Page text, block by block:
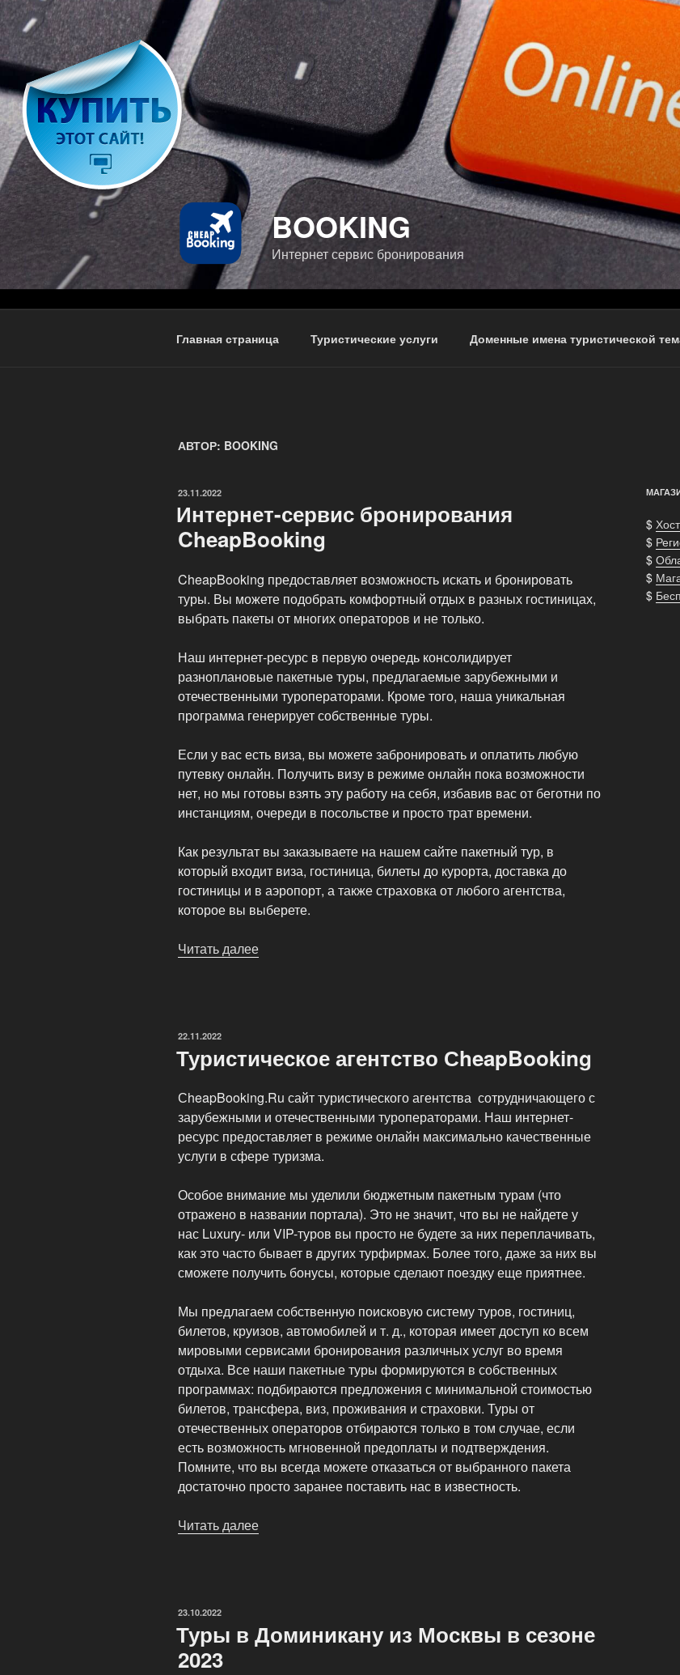
Перейти
к
содержимому
BOOKING
Интернет сервис бронирования
Главная страница Туристические услуги Доменные имена туристической
АВТОР: BOOKING
ОПУБЛИКОВАНО
23.11.2022
Интернет-сервис бронирования
CheapBooking
CheapBooking предоставляет возможность искать и бронировать
туры. Вы можете подобрать комфортный отдых в разных гостиницах,
выбрать пакеты от многих операторов и не только.
Наш интернет-ресурс в первую очередь консолидирует
разноплановые пакетные туры, предлагаемые зарубежными и
отечественными туроператорами. Кроме того, наша уникальная
программа генерирует собственные туры.
Если у вас есть виза, вы можете забронировать и оплатить любую
путевку онлайн. Получить визу в режиме онлайн пока возможности
нет, но мы готовы взять эту работу на себя, избавив вас от беготни по
инстанциям, очереди в посольстве и просто трат времени.
Как результат вы заказываете на нашем сайте пакетный тур, в
который входит виза, гостиница, билеты до курорта, доставка до
гостиницы и в аэропорт, а также страховка от любого агентства,
которое вы выберете.
Читать далее
ОПУБЛИКОВАНО
22.11.2022
Туристическое агентство СheapBooking
СheapBooking.Ru сайт туристического агентства сотрудничающего с
зарубежными и отечественными туроператорами. Наш интернет-
ресурс предоставляет в режиме онлайн максимально качественные
услуги в сфере туризма.
Особое внимание мы уделили бюджетным пакетным турам (что
отражено в названии портала). Это не значит, что вы не найдете у
нас Luxury- или VIP-туров вы просто не будете за них переплачивать,
как это часто бывает в других турфирмах. Более того, даже за них вы
сможете получить бонусы, которые сделают поездку еще приятнее.
Мы предлагаем собственную поисковую систему туров, гостиниц,
билетов, круизов, автомобилей и т. д., которая имеет доступ ко всем
мировыми сервисами бронирования различных услуг во время
отдыха. Все наши пакетные туры формируются в собственных
программах: подбираются предложения с минимальной стоимостью
билетов, трансфера, виз, проживания и страховки. Туры от
отечественных операторов отбираются только в том случае, если
есть возможность мгновенной предоплаты и подтверждения.
Помните, что вы всегда можете отказаться от выбранного пакета
достаточно просто заранее поставить нас в известность.
Читать далее
ОПУБЛИКОВАНО
23.10.2022
Туры в Доминикану из Москвы в сезоне
2023
$
$
$
$
$